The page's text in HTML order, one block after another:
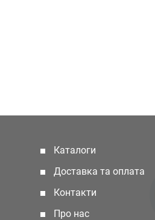
Каталоги
Доставка та оплата
Контакти
Про нас